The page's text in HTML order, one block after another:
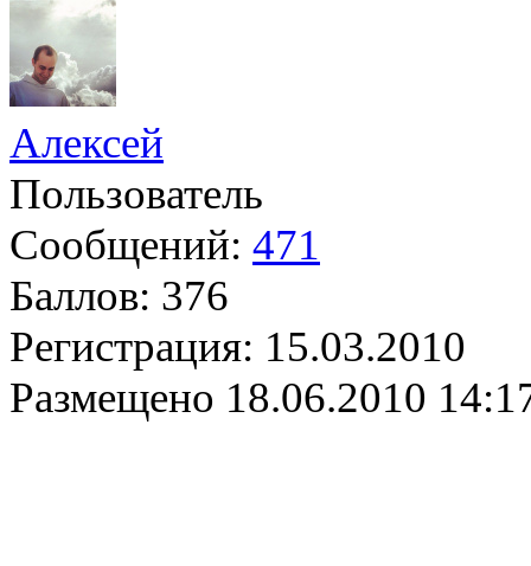
Алексей
Пользователь
Сообщений: 471
Баллов: 376
Регистрация: 15.03.2010
Размещено 18.06.2010